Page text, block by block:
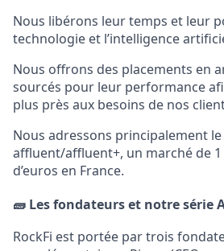
Nous libérons leur temps et leur
technologie et l’intelligence
Nous offrons des placements en
sourcés pour leur performance
plus près aux besoins de nos
Nous adressons principalement
affluent/affluent+, un marché de
d’euros en France.
🧱 Les fondateurs et notre série
RockFi est portée par trois